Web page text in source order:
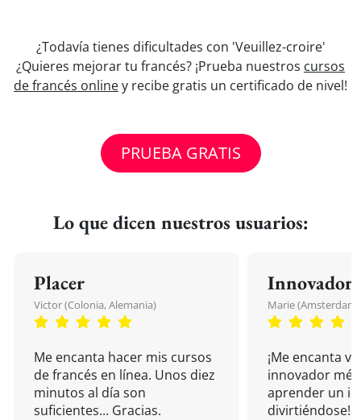
¿Todavía tienes dificultades con 'Veuillez-croire'
¿Quieres mejorar tu francés? ¡Prueba nuestros cursos
de francés onliney recibe gratis un certificado de nivel!
PRUEBA GRATIS
Lo que dicen nuestros usuarios:
Placer
Victor (Colonia, Alemania)
Me encanta hacer mis cursos
de francés en línea. Unos diez
minutos al día son
suficientes... Gracias.
Innovador
Marie (Amsterdam,
¡Me encanta
innovador
aprender un
divirtiéndose!